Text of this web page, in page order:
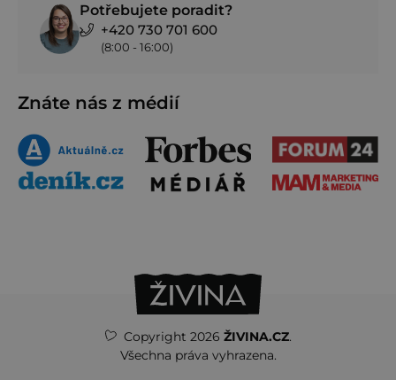
Potřebujete poradit?
+420 730 701 600
(8:00 - 16:00)
Znáte nás z médií
Copyright 2026 ŽIVINA.CZ.
Všechna práva vyhrazena.